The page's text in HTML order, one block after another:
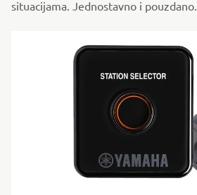
situacijama. Jednostavno i pouzdano.